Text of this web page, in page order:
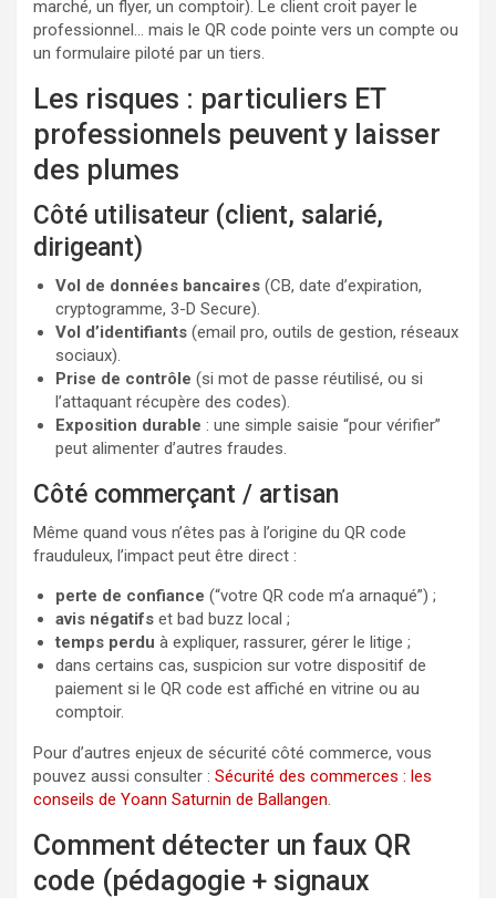
marché, un flyer, un comptoir). Le client croit payer le
professionnel… mais le QR code pointe vers un compte ou
un formulaire piloté par un tiers.
Les risques : particuliers ET
professionnels peuvent y laisser
des plumes
Côté utilisateur (client, salarié,
dirigeant)
Vol de données bancaires (CB, date d’expiration,
cryptogramme, 3-D Secure).
Vol d’identifiants (email pro, outils de gestion, réseaux
sociaux).
Prise de contrôle (si mot de passe réutilisé, ou si
l’attaquant récupère des codes).
Exposition durable : une simple saisie “pour vérifier”
peut alimenter d’autres fraudes.
Côté commerçant / artisan
Même quand vous n’êtes pas à l’origine du QR code
frauduleux, l’impact peut être direct :
perte de confiance (“votre QR code m’a arnaqué”) ;
avis négatifs et bad buzz local ;
temps perdu à expliquer, rassurer, gérer le litige ;
dans certains cas, suspicion sur votre dispositif de
paiement si le QR code est affiché en vitrine ou au
comptoir.
Pour d’autres enjeux de sécurité côté commerce, vous
pouvez aussi consulter : Sécurité des commerces : les
conseils de Yoann Saturnin de Ballangen.
Comment détecter un faux QR
code (pédagogie + signaux